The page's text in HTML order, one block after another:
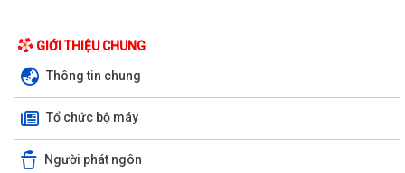
GIỚI THIỆU CHUNG
Thông tin chung
Tổ chức bộ máy
Người phát ngôn